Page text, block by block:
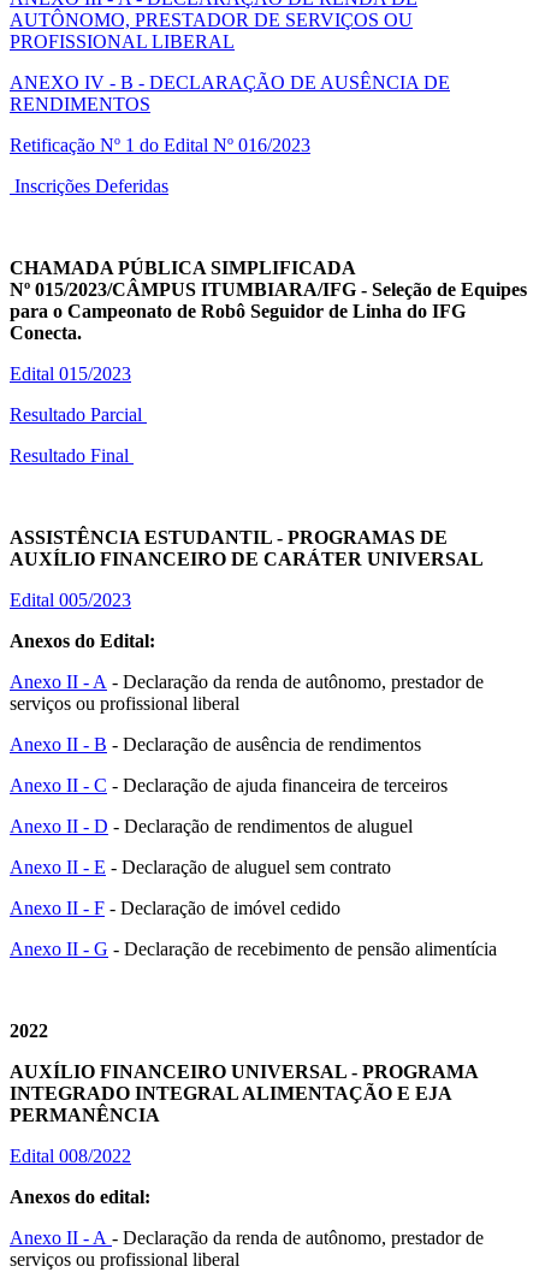
AUTÔNOMO, PRESTADOR DE SERVIÇOS OU
PROFISSIONAL LIBERAL
ANEXO IV - B - DECLARAÇÃO DE AUSÊNCIA DE
RENDIMENTOS
Retificação Nº 1 do Edital Nº 016/2023
Inscrições Deferidas
CHAMADA PÚBLICA SIMPLIFICADA
Nº 015/2023/CÂMPUS ITUMBIARA/IFG - Seleção de Equipes
para o Campeonato de Robô Seguidor de Linha do IFG
Conecta.
Edital 015/2023
Resultado Parcial
Resultado Final
ASSISTÊNCIA ESTUDANTIL - PROGRAMAS DE
AUXÍLIO FINANCEIRO DE CARÁTER UNIVERSAL
Edital 005/2023
Anexos do Edital:
Anexo II - A - Declaração da renda de autônomo, prestador de
serviços ou profissional liberal
Anexo II - B - Declaração de ausência de rendimentos
Anexo II - C - Declaração de ajuda financeira de terceiros
Anexo II - D - Declaração de rendimentos de aluguel
Anexo II - E - Declaração de aluguel sem contrato
Anexo II - F - Declaração de imóvel cedido
Anexo II - G - Declaração de recebimento de pensão alimentícia
2022
AUXÍLIO FINANCEIRO UNIVERSAL - PROGRAMA
INTEGRADO INTEGRAL ALIMENTAÇÃO E EJA
PERMANÊNCIA
Edital 008/2022
Anexos do edital:
Anexo II - A - Declaração da renda de autônomo, prestador de
serviços ou profissional liberal